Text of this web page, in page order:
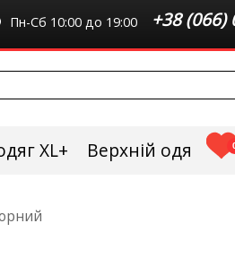
+38 (066)
Пн-Сб 10:00 до 19:00
XL+ Верхній одяг